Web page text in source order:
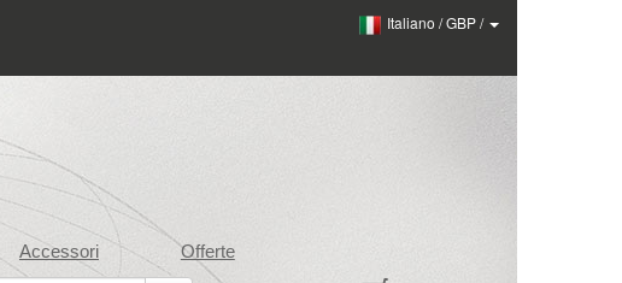
Italiano /GBP/
Accessori Offerte